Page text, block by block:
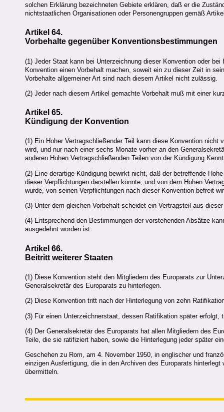
solchen Erklärung bezeichneten Gebiete erklären, daß er die
nichtstaatlichen Organisationen oder Personengruppen gemäß
Artikel 64.
Vorbehalte gegenüber Konventionsbestimmungen
(1) Jeder Staat kann bei Unterzeichnung dieser Konvention oder
Konvention einen Vorbehalt machen, soweit ein zu dieser Zeit in
Vorbehalte allgemeiner Art sind nach diesem Artikel nicht zulässig.
(2) Jeder nach diesem Artikel gemachte Vorbehalt muß mit einer
Artikel 65.
Kündigung der Konvention
(1) Ein Hoher Vertragschließender Teil kann diese Konvention
wird, und nur nach einer sechs Monate vorher an den
anderen Hohen Vertragschließenden Teilen von der Kündigung
(2) Eine derartige Kündigung bewirkt nicht, daß der betreffende
dieser Verpflichtungen darstellen könnte, und von dem Hohen
wurde, von seinen Verpflichtungen nach dieser Konvention befreit
(3) Unter dem gleichen Vorbehalt scheidet ein Vertragsteil aus
(4) Entsprechend den Bestimmungen der vorstehenden Absätze
ausgedehnt worden ist.
Artikel 66.
Beitritt weiterer Staaten
(1) Diese Konvention steht den Mitgliedern des Europarats zur
Generalsekretär des Europarats zu hinterlegen.
(2) Diese Konvention tritt nach der Hinterlegung von zehn
(3) Für einen Unterzeichnerstaat, dessen Ratifikation später
(4) Der Generalsekretär des Europarats hat allen Mitgliedern des
Teile, die sie ratifiziert haben, sowie die Hinterlegung jeder später
Geschehen zu Rom, am 4. November 1950, in englischer und
einzigen Ausfertigung, die in den Archiven des Europarats
übermitteln.